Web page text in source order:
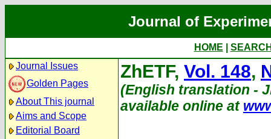
Journal of
HOME
Journal Issues
Golden Pages
About This journal
Aims and Scope
Editorial Board
ZhETF, Vol. 148,
(English translation -
available online at